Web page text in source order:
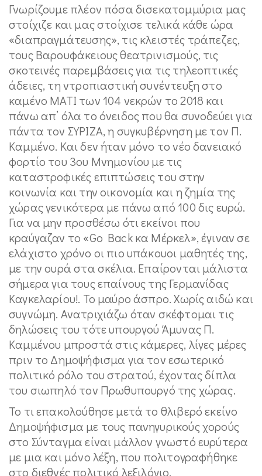
Γνωρίζουμε πλέον πόσα δισεκατομμύρια μας
στοίχιζε και μας στοίχισε τελικά κάθε ώρα
«διαπραγμάτευσης», τις κλειστές τράπεζες,
τους Βαρουφάκειους θεατρινισμούς, τις
σκοτεινές παρεμβάσεις για τις τηλεοπτικές
άδειες, τη ντροπιαστική συνέντευξη στο
καμένο ΜΑΤΙ των 104 νεκρών το 2018 και
πάνω απ’ όλα το όνειδος που θα συνοδεύει για
πάντα τον ΣΥΡΙΖΑ, η συγκυβέρνηση με τον Π.
Καμμένο. Και δεν ήταν μόνο το νέο δανειακό
φορτίο του 3ου Μνημονίου με τις
καταστροφικές επιπτώσεις του στην
κοινωνία και την οικονομία και η ζημία της
χώρας γενικότερα με πάνω από 100 δις ευρώ.
Για να μην προσθέσω ότι εκείνοι που
κραύγαζαν το «Go Back κα Μέρκελ», έγιναν σε
ελάχιστο χρόνο οι πιο υπάκουοι μαθητές της,
με την ουρά στα σκέλια. Επαίρονται μάλιστα
σήμερα για τους επαίνους της Γερμανίδας
Καγκελαρίου!. Το μαύρο άσπρο. Χωρίς αιδώ και
συγνώμη. Ανατριχιάζω όταν σκέφτομαι τις
δηλώσεις του τότε υπουργού Άμυνας Π.
Καμμένου μπροστά στις κάμερες, λίγες μέρες
πριν το Δημοψήφισμα για τον εσωτερικό
πολιτικό ρόλο του στρατού, έχοντας δίπλα
του σιωπηλό τον Πρωθυπουργό της χώρας.
Το τι επακολούθησε μετά το θλιβερό εκείνο
Δημοψήφισμα με τους πανηγυρικούς χορούς
στο Σύνταγμα είναι μάλλον γνωστό ευρύτερα
με μια και μόνο λέξη, που πολιτογραφήθηκε
στο διεθνές πολιτικό λεξιλόγιο.